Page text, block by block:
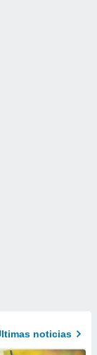
noticias